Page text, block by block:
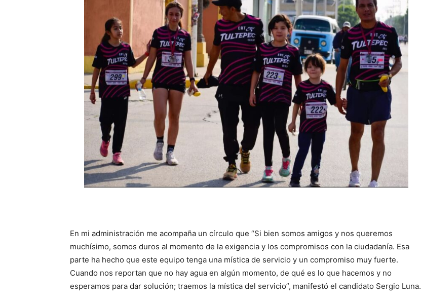
En mi administración me acompaña un círculo que “Si bien somos amigos y nos queremos
muchísimo, somos duros al momento de la exigencia y los compromisos con la ciudadanía. Esa
parte ha hecho que este equipo tenga una mística de servicio y un compromiso muy fuerte.
Cuando nos reportan que no hay agua en algún momento, de qué es lo que hacemos y no
esperamos para dar solución; traemos la mística del servicio”, manifestó el candidato Sergio Luna.